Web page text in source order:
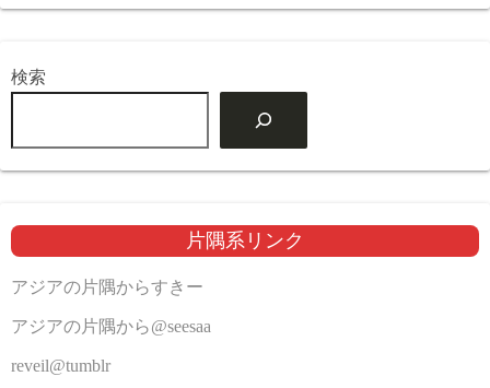
検索
片隅系リンク
アジアの片隅からすきー
アジアの片隅から@seesaa
reveil@tumblr